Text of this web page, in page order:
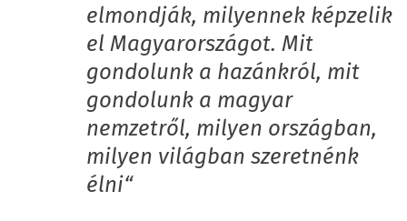
elmondják, milyennek képzelik
el Magyarországot. Mit
gondolunk a hazánkról, mit
gondolunk a magyar
nemzetről, milyen országban,
milyen világban szeretnénk
élni“